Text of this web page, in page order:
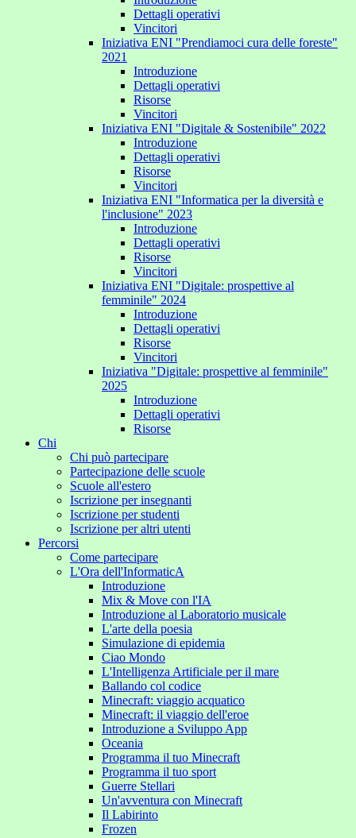
Dettagli operativi
Vincitori
Iniziativa ENI "Prendiamoci cura delle foreste"
2021
Introduzione
Dettagli operativi
Risorse
Vincitori
Iniziativa ENI "Digitale & Sostenibile" 2022
Introduzione
Dettagli operativi
Risorse
Vincitori
Iniziativa ENI "Informatica per la diversità e
l'inclusione" 2023
Introduzione
Dettagli operativi
Risorse
Vincitori
Iniziativa ENI "Digitale: prospettive al
femminile" 2024
Introduzione
Dettagli operativi
Risorse
Vincitori
Iniziativa "Digitale: prospettive al femminile"
2025
Introduzione
Dettagli operativi
Risorse
Chi
Chi può partecipare
Partecipazione delle scuole
Scuole all'estero
Iscrizione per insegnanti
Iscrizione per studenti
Iscrizione per altri utenti
Percorsi
Come partecipare
L'Ora dell'InformaticA
Introduzione
Mix & Move con l'IA
Introduzione al Laboratorio musicale
L'arte della poesia
Simulazione di epidemia
Ciao Mondo
L'Intelligenza Artificiale per il mare
Ballando col codice
Minecraft: viaggio acquatico
Minecraft: il viaggio dell'eroe
Introduzione a Sviluppo App
Oceania
Programma il tuo Minecraft
Programma il tuo sport
Guerre Stellari
Un'avventura con Minecraft
Il Labirinto
Frozen